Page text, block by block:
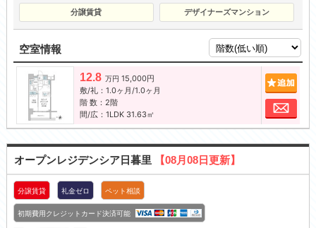
分譲賃貸 デザイナーズマンション
空室情報
12.8 万円 15,000円
敷/礼：1.0ヶ月/1.0ヶ月
階 数：2階
間/広：1LDK 31.63㎡
お
オープンレジデンシア日暮里 【08月08日更新】
分譲賃貸 礼金ゼロ ペット相談
初期費用クレジットカード決済可能